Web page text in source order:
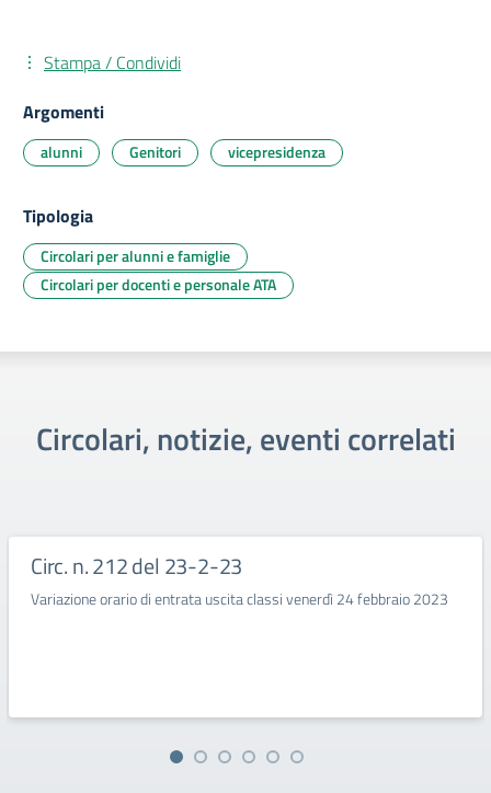
Stampa / Condividi
Argomenti
alunni Genitori vicepresidenza
Tipologia
Circolari per alunni e famiglie
Circolari per docenti e personale ATA
Circolari, notizie, eventi correlati
Circ. n. 212 del 23-2-23
Variazione orario di entrata uscita classi venerdì 24 febbraio 2023